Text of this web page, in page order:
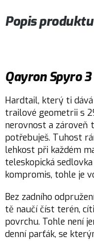
Popis produktu
Qayron Spyro 3
Hardtail, který ti dává
trailové geometrii s
nerovnost a zároveň
potřebuješ. Tuhost
lehkost při každém
teleskopická
kompromis, tohle je
Bez zadního
tě naučí číst terén,
povrchu. Tohle není
denní parťák, se